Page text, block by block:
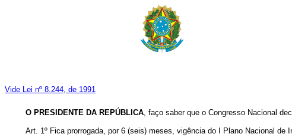
Vide Lei nº 8.244, de 1991
O PRESIDENTE DA REPÚBLICA, faço saber que o Congresso Nacional
Art. 1º Fica prorrogada, por 6 (seis) meses, vigência do I Plano Nacional de